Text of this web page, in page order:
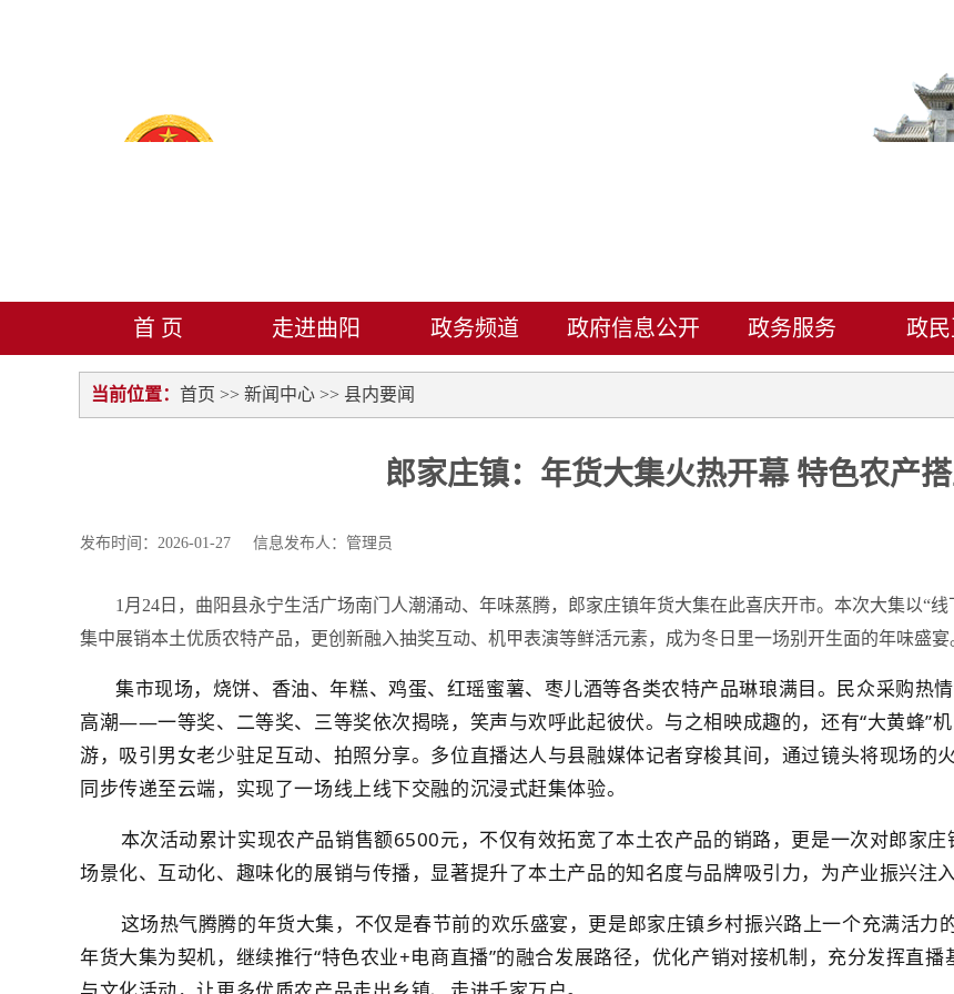
首 页 走进曲阳 政务频道 政府信息公开 政务服务 政
当前位置： 首页 >> 新闻中心 >> 县内要闻
郎家庄镇：年货大集火热开幕 特色农产
发布时间：2026-01-27 信息发布人：管理员
1月24日，曲阳县永宁生活广场南门人潮涌动、年味蒸腾，郎家庄镇年货大集在此喜庆开市。本次大集以“
集中展销本土优质农特产品，更创新融入抽奖互动、机甲表演等鲜活元素，成为冬日里一场别开生面的年味盛宴
集市现场，烧饼、香油、年糕、鸡蛋、红瑶蜜薯、枣儿酒等各类农特产品琳琅满目。民众采购热
高潮——一等奖、二等奖、三等奖依次揭晓，笑声与欢呼此起彼伏。与之相映成趣的，还有“大黄蜂”
游，吸引男女老少驻足互动、拍照分享。多位直播达人与县融媒体记者穿梭其间，通过镜头将现场的
同步传递至云端，实现了一场线上线下交融的沉浸式赶集体验。
本次活动累计实现农产品销售额6500元，不仅有效拓宽了本土农产品的销路，更是一次对郎家
场景化、互动化、趣味化的展销与传播，显著提升了本土产品的知名度与品牌吸引力，为产业振兴注
这场热气腾腾的年货大集，不仅是春节前的欢乐盛宴，更是郎家庄镇乡村振兴路上一个充满活力
年货大集为契机，继续推行“特色农业+电商直播”的融合发展路径，优化产销对接机制，充分发挥直